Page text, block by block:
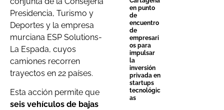
Presidencia, Turismo y
Deportes y la empresa
murciana ESP Solutions-
La Espada, cuyos
camiones recorren
trayectos en 22 países.
Esta acción permite que
seis vehículos de bajas
en punto
de
encuentro
de
empresari
os para
impulsar
la
inversión
privada en
startups
tecnológic
as